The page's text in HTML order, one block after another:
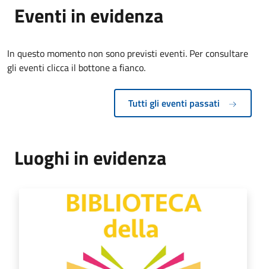
Eventi in evidenza
In questo momento non sono previsti eventi. Per consultare
gli eventi clicca il bottone a fianco.
Tutti gli eventi passati
Luoghi in evidenza